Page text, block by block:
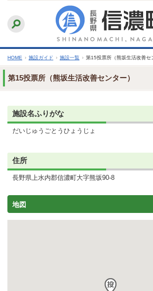
文
へ
ふりがなをつける
文字サイズ
縮小 標準
HOME › 施設ガイド › 施設一覧 › 第15投票所（熊坂生活改善セ
第15投票所（熊坂生活改善センター）
施設名ふりがな
だいじゅうごとうひょうじょ
住所
長野県上水内郡信濃町大字熊坂90-8
地図